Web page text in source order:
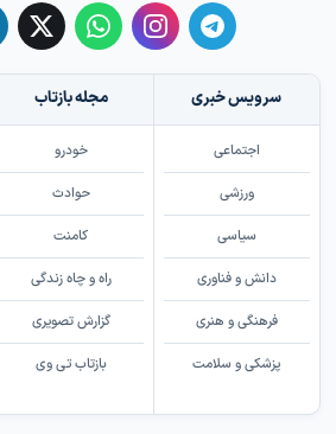
سرویس خبری
اجتماعی
ورزشی
سیاسی
دانش و فناوری
فرهنگی و هنری
پزشکی و سلامت
مجله بازتاب
خودرو
حوادث
کامنت
راه و چاه زندگی
گزارش تصویری
بازتاب تی وی